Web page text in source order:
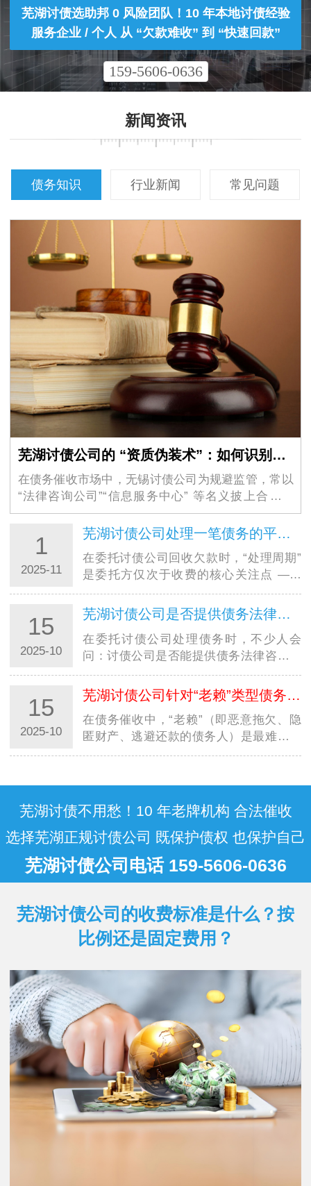
芜湖讨债选助邦 0 风险团队！10 年本地讨债经验
服务企业 / 个人 从 “欠款难收” 到 “快速回款”
159-5606-0636
新闻资讯
债务知识 行业新闻 常见问题
芜湖讨债公司的 “资质伪装术”：如何识别虚假的 “法律咨询” 外衣？
在债务催收市场中，无锡讨债公司为规避监管，常以
“法律咨询公司”“信息服务中心” 等名义披上合法外
衣，其隐蔽性极强的 “资质伪装术” 让不少债权人掉入
陷阱。这些机构看似持有工商营业执照，实则…
1
2025-11
芜湖讨债公司处理一笔债务的平均周期大概是多久？
在委托讨债公司回收欠款时，“处理周期”
是委托方仅次于收费的核心关注点 ——
毕竟资金回笼速度直接影响个人周转或企
业运营。结合合肥讨债公司的实际服务数
据来看，债务处理并无统一周期，从 1 个
月…
15
2025-10
芜湖讨债公司是否提供债务法律咨询服务？是否额外收费？
在委托讨债公司处理债务时，不少人会
问：讨债公司是否能提供债务法律咨询？
是否需要额外花钱？尤其在西安，面对不
同规模的西安讨债公司，明确其法律咨询
服务的 “范围” 与 “收费规则”，既能避免
误…
15
2025-10
芜湖讨债公司针对“老赖”类型债务人，有特殊催收方案吗？
在债务催收中，“老赖”（即恶意拖欠、隐
匿财产、逃避还款的债务人）是最难处理
的群体，不少人好奇：讨债公司是否有针
及跨省 “老赖” 的多样规避手段，西安讨
债…
芜湖讨债不用愁！10 年老牌机构 合法催收
选择芜湖正规讨债公司 既保护债权 也保护自己
芜湖讨债公司电话 159-5606-0636
芜湖讨债公司的收费标准是什么？按
比例还是固定费用？